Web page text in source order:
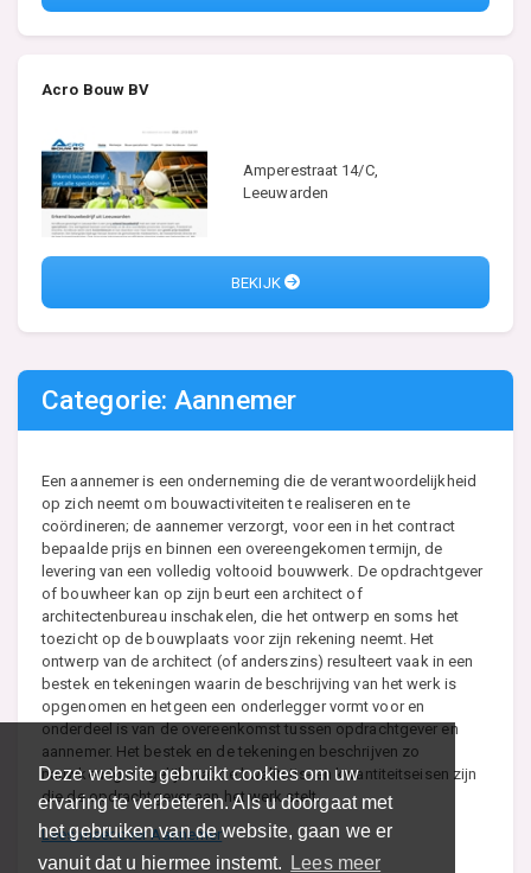
Deze website gebruikt cookies om uw
ervaring te verbeteren. Als u doorgaat met
het gebruiken van de website, gaan we er
vanuit dat u hiermee instemt.
Lees meer
Acro Bouw BV
Amperestraat 14/C,
Leeuwarden
BEKIJK
Categorie: Aannemer
Een aannemer is een onderneming die de verantwoordelijkheid
op zich neemt om bouwactiviteiten te realiseren en te
coördineren; de aannemer verzorgt, voor een in het contract
bepaalde prijs en binnen een overeengekomen termijn, de
levering van een volledig voltooid bouwwerk. De opdrachtgever
of bouwheer kan op zijn beurt een architect of
architectenbureau inschakelen, die het ontwerp en soms het
toezicht op de bouwplaats voor zijn rekening neemt. Het
ontwerp van de architect (of anderszins) resulteert vaak in een
bestek en tekeningen waarin de beschrijving van het werk is
opgenomen en hetgeen een onderlegger vormt voor en
onderdeel is van de overeenkomst tussen opdrachtgever en
aannemer. Het bestek en de tekeningen beschrijven zo
nauwkeurig mogelijk wat de kwaliteits- en kwantiteitseisen zijn
die de opdrachtgever aan het werk stelt.
Lees meer over Aannemer